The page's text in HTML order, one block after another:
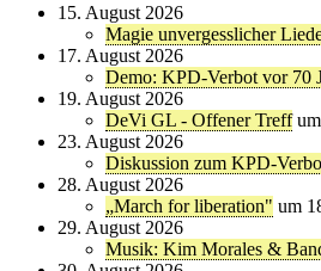
15. August 2026
Magie unvergesslicher
17. August 2026
Demo: KPD-Verbot vor 70
19. August 2026
DeVi GL - Offener Treff
23. August 2026
Diskussion zum KPD-
28. August 2026
„March for liberation" um
29. August 2026
Musik: Kim Morales &